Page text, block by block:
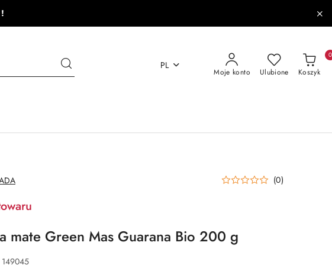
PL
Moje konto Ulubione Koszyk
0
(0)
mate Green Mas Guarana Bio 200 g
149045